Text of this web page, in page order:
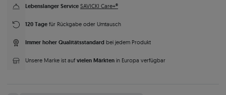
Lebenslanger Service SAVICKI Care+®
120 Tage für Rückgabe oder Umtausch
Immer hoher Qualitätsstandard bei jedem Produkt
Unsere Marke ist auf vielen Märkten in Europa verfügbar